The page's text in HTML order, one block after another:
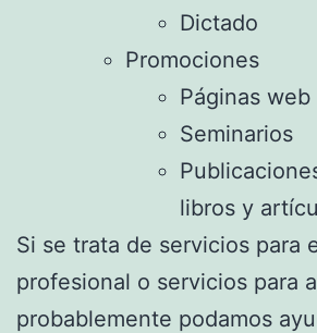
Dictado
Promociones
Páginas web
Seminarios
libros y
Si se trata de servicios para
profesional o servicios para
probablemente podamos